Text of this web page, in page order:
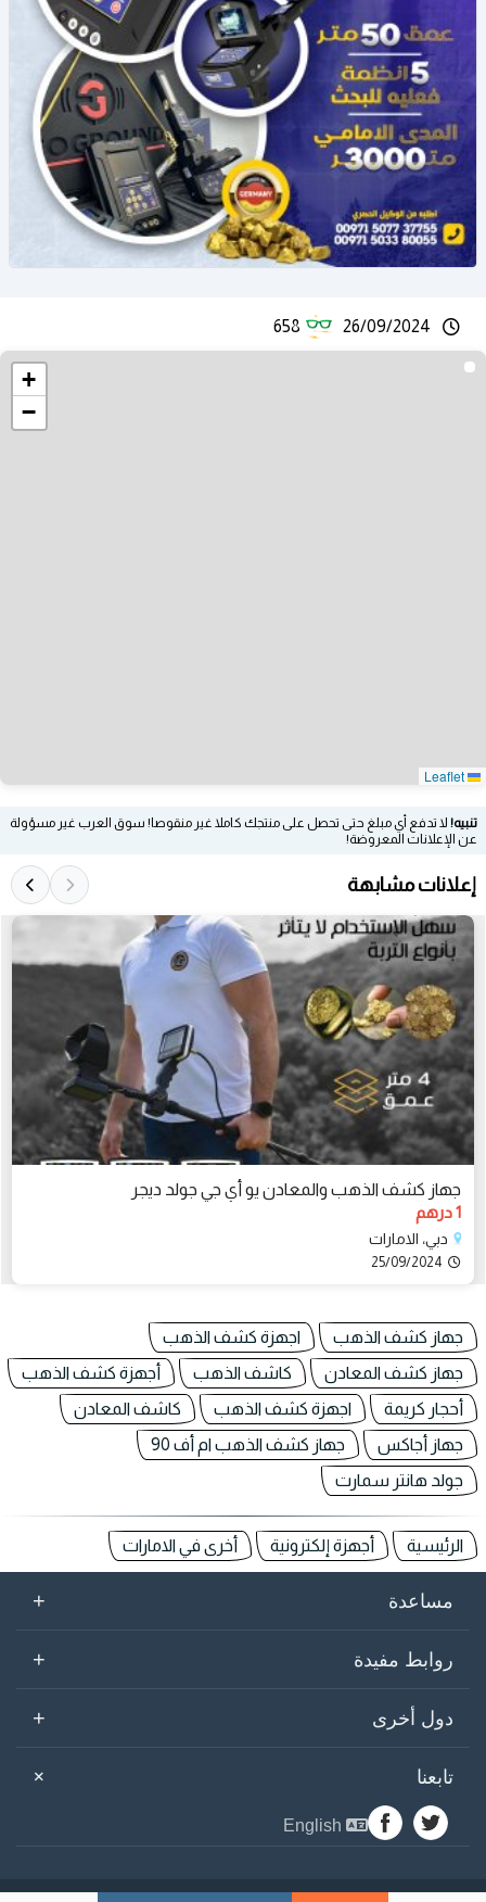
26/09/2024
658
+
−
تنبيه! لا تدفع أي مبلغ حتى تحصل على منتجك كاملا غير منقوصا! سوق العرب غير مسؤولة
عن الإعلانات المعروضة!
إعلانات مشابهة
جهاز كشف الذهب والمعادن يو أي جي جولد ديجر
1 درهم
دبي، الامارات
25/09/2024
جهاز كشف الذهب
اجهزة كشف الذهب
جهاز كشف المعادن
كاشف الذهب
أجهزة كشف الذهب
أحجار كريمة
اجهزة كشف الذهب
كاشف المعادن
جهاز أجاكس
جهاز كشف الذهب ام أف 90
جولد هانتر سمارت
الرئيسية أجهزة إلكترونية أخرى في الامارات
مساعدة +
روابط مفيدة +
دول أخرى +
تابعنا +